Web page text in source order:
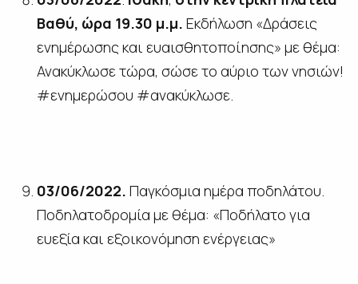
Βαθύ, ώρα 19.30 μ.μ. Εκδήλωση «Δράσεις
ενημέρωσης και ευαισθητοποίησης» με θέμα:
Ανακύκλωσε τώρα, σώσε το αύριο των νησιών!
#ενημερώσου #ανακύκλωσε.
03/06/2022. Παγκόσμια ημέρα ποδηλάτου.
Ποδηλατοδρομία με θέμα: «Ποδήλατο για
ευεξία και εξοικονόμηση ενέργειας»